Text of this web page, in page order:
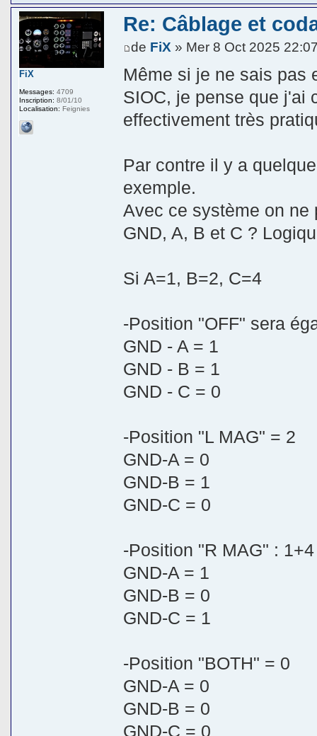
Re: Câblage et
de FiX » Mer 8 Oct 2025
Même si je ne sais pas
SIOC, je pense que j'ai
effectivement très
Par contre il y a
exemple.
Avec ce système on
GND, A, B et C ?
Si A=1, B=2, C=4
-Position "OFF" sera
GND - A = 1
GND - B = 1
GND - C = 0
-Position "L MAG" = 2
GND-A = 0
GND-B = 1
GND-C = 0
-Position "R MAG" :
GND-A = 1
GND-B = 0
GND-C = 1
-Position "BOTH" = 0
GND-A = 0
GND-B = 0
GND-C = 0
FiX
Messages: 4709
Inscription: 8/01/10
Localisation: Feignies